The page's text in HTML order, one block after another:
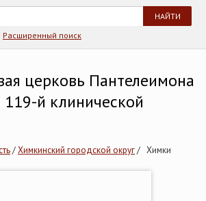
Расширенный поиск
церковь Пантелеимона
119-й клинической
/Химкинский городской округ/ Химки